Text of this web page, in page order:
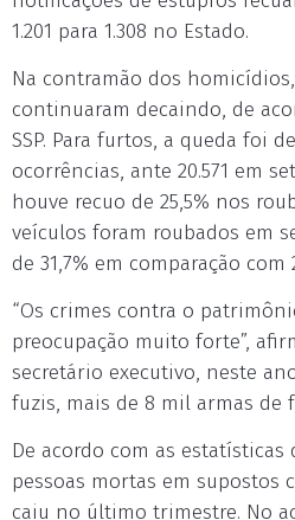
1.201 para 1.308 no Estado.
Na contramão dos
continuaram decaindo, de
SSP. Para furtos, a queda foi
ocorrências, ante 20.571 em
houve recuo de 25,5% nos
veículos foram roubados em
de 31,7% em comparação com
“Os crimes contra o
preocupação muito forte”,
secretário executivo, neste
fuzis, mais de 8 mil armas de
De acordo com as
pessoas mortas em supostos
caiu no último trimestre. No